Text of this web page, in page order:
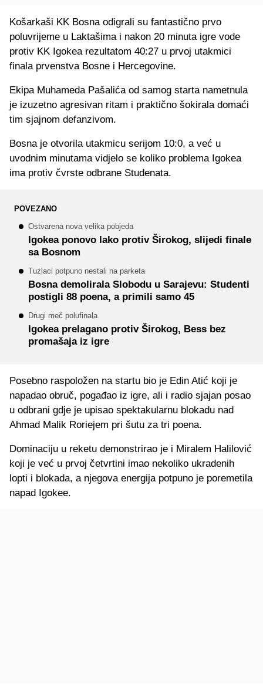
Košarkaši KK Bosna odigrali su fantastično prvo
poluvrijeme u Laktašima i nakon 20 minuta igre vode
protiv KK Igokea rezultatom 40:27 u prvoj utakmici
finala prvenstva Bosne i Hercegovine.
Ekipa Muhameda Pašalića od samog starta nametnula
je izuzetno agresivan ritam i praktično šokirala domaći
tim sjajnom defanzivom.
Bosna je otvorila utakmicu serijom 10:0, a već u
uvodnim minutama vidjelo se koliko problema Igokea
ima protiv čvrste odbrane Studenata.
POVEZANO
Ostvarena nova velika pobjeda
Igokea ponovo lako protiv Širokog, slijedi finale
sa Bosnom
Tuzlaci potpuno nestali na parketa
Bosna demolirala Slobodu u Sarajevu: Studenti
postigli 88 poena, a primili samo 45
Drugi meč polufinala
Igokea prelagano protiv Širokog, Bess bez
promašaja iz igre
Posebno raspoložen na startu bio je Edin Atić koji je
napadao obruč, pogađao iz igre, ali i radio sjajan posao
u odbrani gdje je upisao spektakularnu blokadu nad
Ahmad Malik Roriejem pri šutu za tri poena.
Dominaciju u reketu demonstrirao je i Miralem Halilović
koji je već u prvoj četvrtini imao nekoliko ukradenih
lopti i blokada, a njegova energija potpuno je poremetila
napad Igokee.